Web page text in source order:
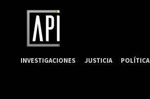
INVESTIGACIONES JUSTICIA POLÍTICA